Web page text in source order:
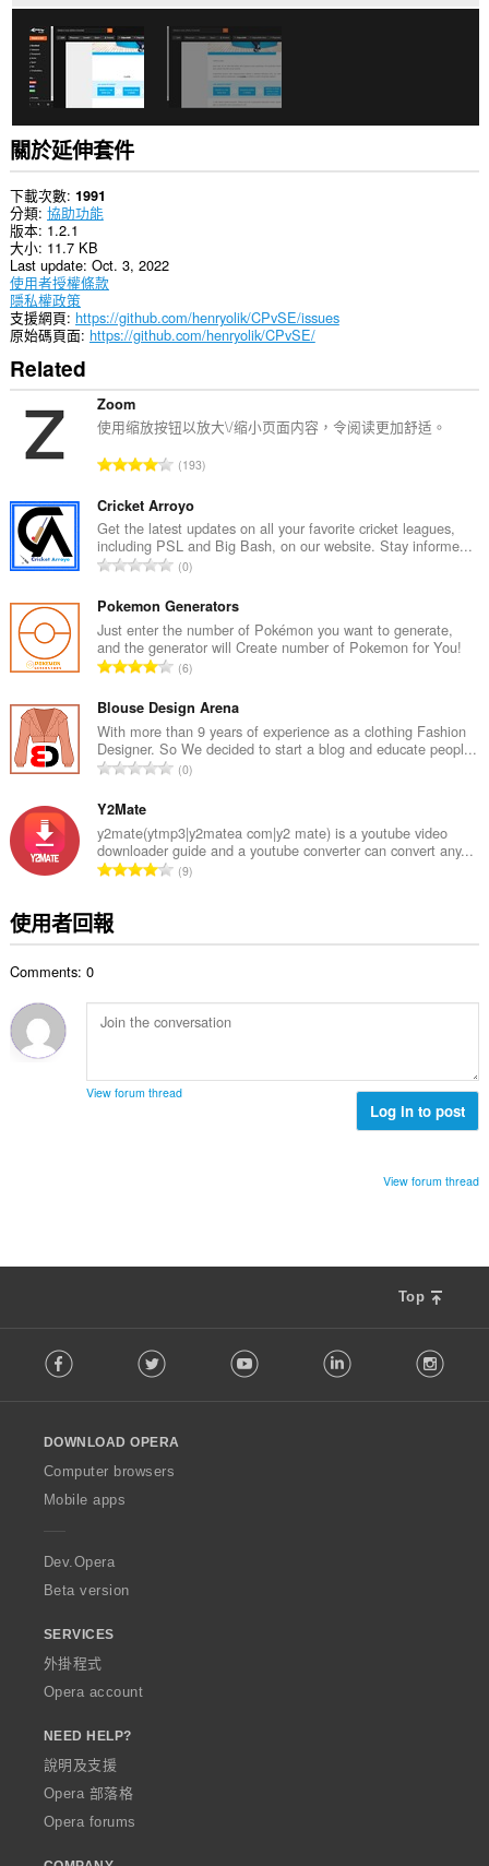
關於延伸套件
下載次數 1991
分類 協助功能
版本 1.2.1
大小 11.7 KB
Last update Oct. 3, 2022
使用者授權條款
隱私權政策
支援網頁 https://github.com/henryolik/CPvSE/issues
原始碼頁面 https://github.com/henryolik/CPvSE/
Related
Zoom
使用缩放按钮以放大\/缩小页面内容，令阅读更加舒适。
評
的
總
次
數
193
Cricket Arroyo
Get the latest updates on all your favorite cricket leagues,
including PSL and Big Bash, on our website. Stay informe...
評
的
總
次
數
0
Pokemon Generators
Just enter the number of Pokémon you want to generate,
and the generator will Create number of Pokemon for You!
評
的
總
次
數
6
Blouse Design Arena
With more than 9 years of experience as a clothing Fashion
Designer. So We decided to start a blog and educate peopl...
評
總
次
數
0
Y2Mate
y2mate(ytmp3|y2matea com|y2 mate) is a youtube video
downloader guide and a youtube converter can convert any...
評
:
9
使用者回報
Comments: 0
View forum thread
Log in to post
View forum thread
Top
o
w
O
p
a
Facebook Twitter Youtube LinkedIn
DOWNLOAD OPERA
Computer browsers
Mobile apps
Dev.Opera
Beta version
SERVICES
外掛程式
Opera account
NEED HELP?
說明及支援
Opera 部落格
Opera forums